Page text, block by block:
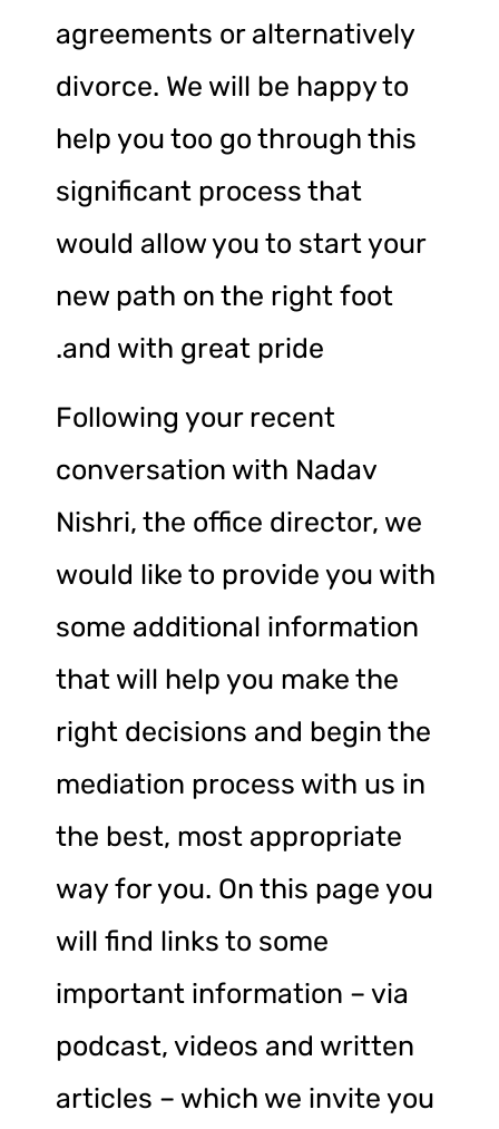
agreements or alternatively
divorce. We will be happy to
help you too go through this
significant process that
would allow you to start your
new path on the right foot
and with great pride.
Following your recent
conversation with Nadav
Nishri, the office director, we
would like to provide you with
some additional information
that will help you make the
right decisions and begin the
mediation process with us in
the best, most appropriate
way for you. On this page you
will find links to some
important information – via
podcast, videos and written
articles – which we invite you